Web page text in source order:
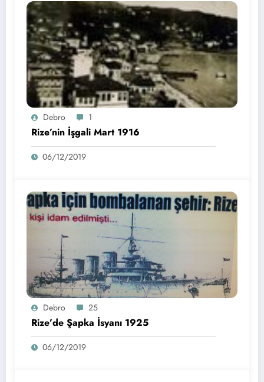
Debro 1
Rize’nin İşgali Mart 1916
06/12/2019
Debro 25
Rize’de Şapka İsyanı 1925
06/12/2019